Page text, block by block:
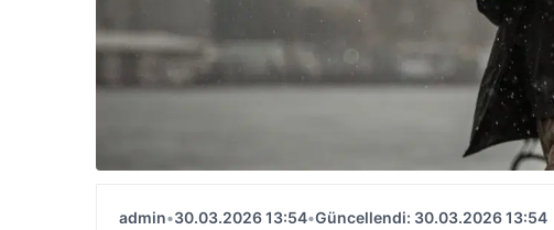
admin•30.03.2026 13:54•Güncellendi: 30.03.2026 13:54